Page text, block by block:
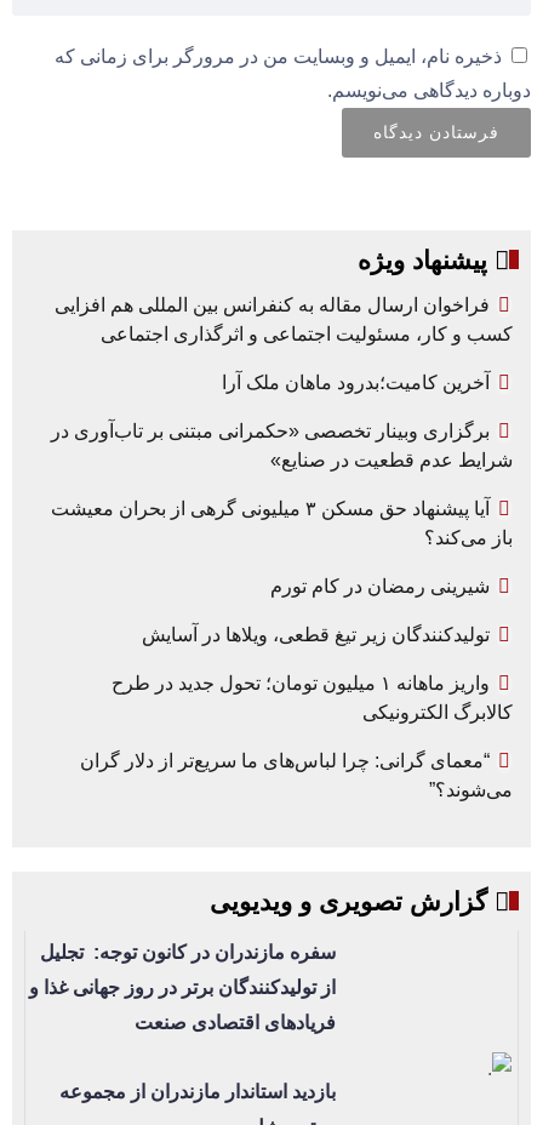
ذخیره نام، ایمیل و وبسایت من در مرورگر برای زمانی که
دوباره دیدگاهی می‌نویسم.
پیشنهاد ویژه
فراخوان ارسال مقاله به کنفرانس بین المللی هم افزایی
کسب و کار، مسئولیت اجتماعی و اثرگذاری اجتماعی
آخرین کامیت؛بدرود ماهان ملک آرا
برگزاری وبینار تخصصی «حکمرانی مبتنی بر تاب‌آوری در
شرایط عدم قطعیت در صنایع»
آیا پیشنهاد حق مسکن ۳ میلیونی گرهی از بحران معیشت
باز می‌کند؟
شیرینی رمضان در کام تورم
تولیدکنندگان زیر تیغ قطعی، ویلاها در آسایش
واریز ماهانه ۱ میلیون تومان؛ تحول جدید در طرح
کالابرگ الکترونیکی
“معمای گرانی: چرا لباس‌های ما سریع‌تر از دلار گران
می‌شوند؟”
گزارش تصویری و ویدیویی
سفره مازندران در کانون توجه: تجلیل
از تولیدکنندگان برتر در روز جهانی غذا و
فریادهای اقتصادی صنعت
بازدید استاندار مازندران از مجموعه